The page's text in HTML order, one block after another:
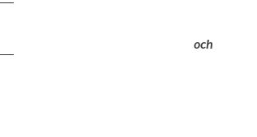
och